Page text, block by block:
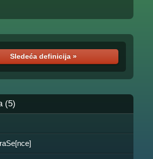
Sledeća definicija »
(5)